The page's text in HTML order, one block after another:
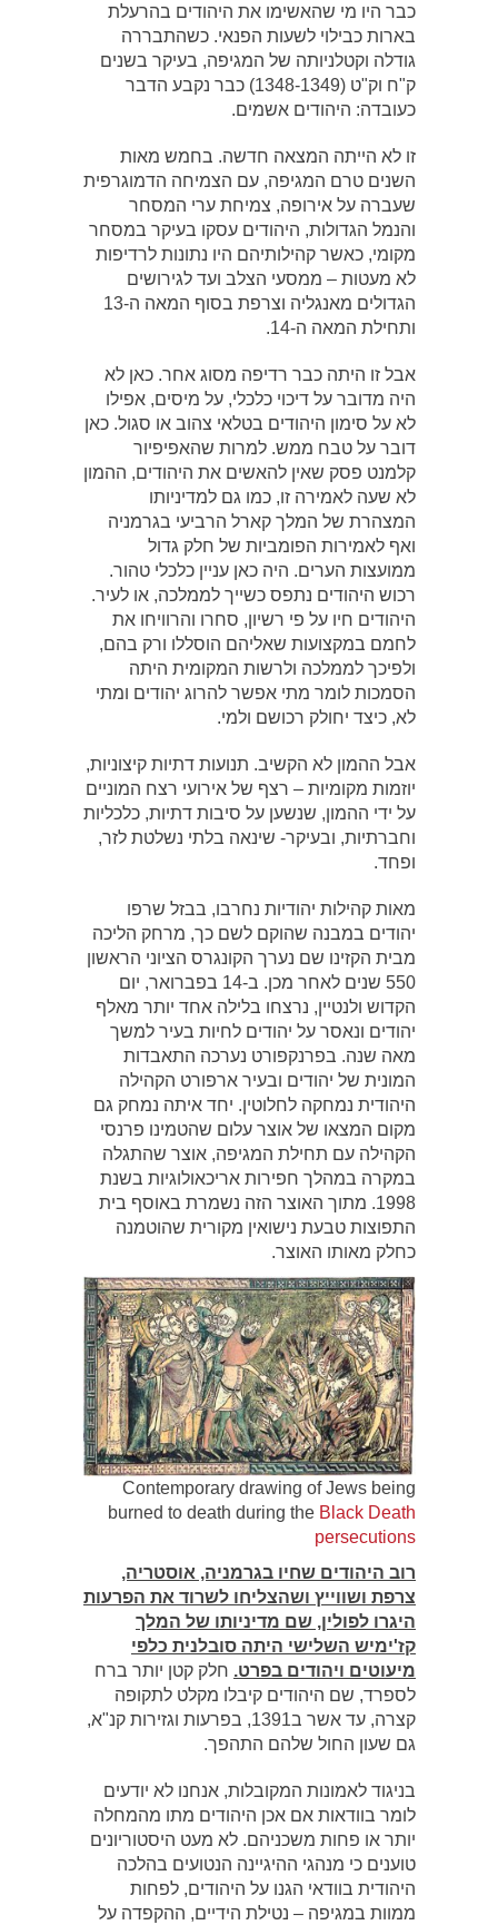
כבר היו מי שהאשימו את היהודים בהרעלת
בארות כבילוי לשעות הפנאי. כשהתבררה
גודלה וקטלניותה של המגיפה, בעיקר בשנים
ק"ח וק"ט (1348-1349) כבר נקבע הדבר
כעובדה: היהודים אשמים.
זו לא הייתה המצאה חדשה. בחמש מאות
השנים טרם המגיפה, עם הצמיחה הדמוגרפית
שעברה על אירופה, צמיחת ערי המסחר
והנמל הגדולות, היהודים עסקו בעיקר במסחר
מקומי, כאשר קהילותיהם היו נתונות לרדיפות
לא מעטות – ממסעי הצלב ועד לגירושים
הגדולים מאנגליה וצרפת בסוף המאה ה-13
ותחילת המאה ה-14.
אבל זו היתה כבר רדיפה מסוג אחר. כאן לא
היה מדובר על דיכוי כלכלי, על מיסים, אפילו
לא על סימון היהודים בטלאי צהוב או סגול. כאן
דובר על טבח ממש. למרות שהאפיפיור
קלמנט פסק שאין להאשים את היהודים, ההמון
לא שעה לאמירה זו, כמו גם למדיניותו
המצהרת של המלך קארל הרביעי בגרמניה
ואף לאמירות הפומביות של חלק גדול
ממועצות הערים. היה כאן עניין כלכלי טהור.
רכוש היהודים נתפס כשייך לממלכה, או לעיר.
היהודים חיו על פי רשיון, סחרו והרוויחו את
לחמם במקצועות שאליהם הוסללו ורק בהם,
ולפיכך לממלכה ולרשות המקומית היתה
הסמכות לומר מתי אפשר להרוג יהודים ומתי
לא, כיצד יחולק רכושם ולמי.
אבל ההמון לא הקשיב. תנועות דתיות קיצוניות,
יוזמות מקומיות – רצף של אירועי רצח המוניים
על ידי ההמון, שנשען על סיבות דתיות, כלכליות
וחברתיות, ובעיקר- שינאה בלתי נשלטת לזר,
מאות קהילות יהודיות נחרבו, בבזל שרפו
יהודים במבנה שהוקם לשם כך, מרחק הליכה
מבית הקזינו שם נערך הקונגרס הציוני הראשון
550 שנים לאחר מכן. ב-14 בפברואר, יום
הקדוש ולנטיין, נרצחו בלילה אחד יותר מאלף
יהודים ונאסר על יהודים לחיות בעיר למשך
מאה שנה. בפרנקפורט נערכה התאבדות
המונית של יהודים ובעיר ארפורט הקהילה
היהודית נמחקה לחלוטין. יחד איתה נמחק גם
מקום המצאו של אוצר עלום שהטמינו פרנסי
הקהילה עם תחילת המגיפה, אוצר שהתגלה
במקרה במהלך חפירות אריכאולוגיות בשנת
1998. מתוך האוצר הזה נשמרת באוסף בית
התפוצות טבעת נישואין מקורית שהוטמנה
כחלק מאותו האוצר.
Contemporary drawing of Jews being
burned to death during theBlack Death
persecutions
רוב היהודים שחיו בגרמניה, אוסטריה,
צרפת ושווייץ ושהצליחו לשרוד את הפרעות
היגרו לפולין, שם מדיניותו של המלך
קז'ימיש השלישי היתה סובלנית כלפי
מיעוטים ויהודים בפרט.חלק קטן יותר ברח
לספרד, שם היהודים קיבלו מקלט לתקופה
קצרה, עד אשר ב1391, בפרעות וגזירות קנ"א,
גם שעון החול שלהם התהפך.
בניגוד לאמונות המקובלות, אנחנו לא יודעים
לומר בוודאות אם אכן היהודים מתו מהמחלה
יותר או פחות משכניהם. לא מעט היסטוריונים
טוענים כי מנהגי ההיגיינה הנטועים בהלכה
היהודית בוודאי הגנו על היהודים, לפחות
ממוות במגיפה – נטילת הידיים, ההקפדה על